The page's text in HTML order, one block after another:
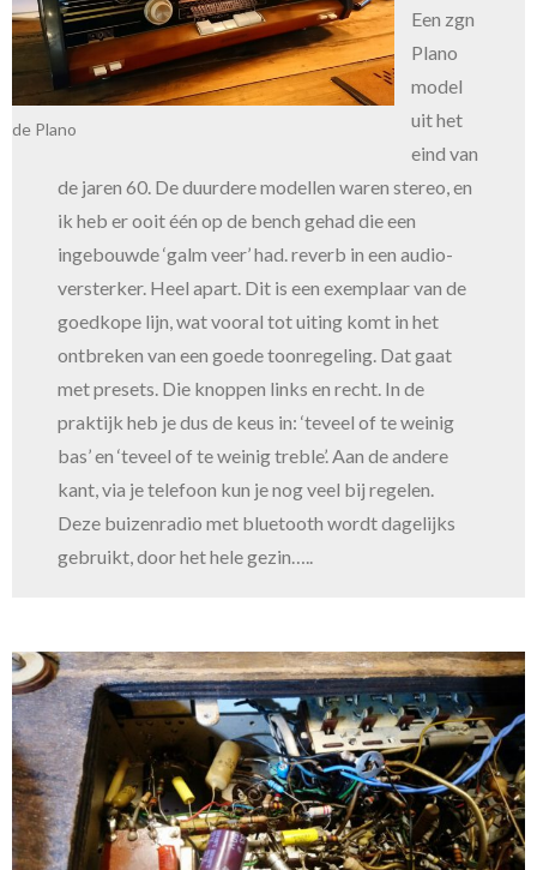
de Plano
Een zgn
Plano
model
uit het
eind van
de jaren 60. De duurdere modellen waren stereo, en
ik heb er ooit één op de bench gehad die een
ingebouwde ‘galm veer’ had. reverb in een audio-
versterker. Heel apart. Dit is een exemplaar van de
goedkope lijn, wat vooral tot uiting komt in het
ontbreken van een goede toonregeling. Dat gaat
met presets. Die knoppen links en recht. In de
praktijk heb je dus de keus in: ‘teveel of te weinig
bas’ en ‘teveel of te weinig treble’. Aan de andere
kant, via je telefoon kun je nog veel bij regelen.
Deze buizenradio met bluetooth wordt dagelijks
gebruikt, door het hele gezin…..